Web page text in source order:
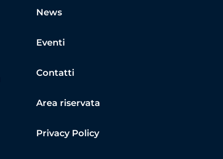
News
Eventi
Contatti
Area riservata
Privacy Policy